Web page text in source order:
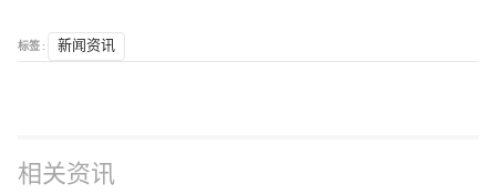
标签 : 新闻资讯
相关资讯